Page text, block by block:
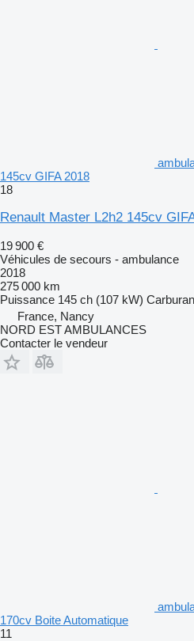
145cv GIFA 2018
18
Renault Master L2h2 145cv
19 900 €
Véhicules de secours - ambulance
2018
275 000 km
Puissance 145 ch (107 kW)
France, Nancy
NORD EST AMBULANCES
Contacter le vendeur
170cv Boite Automatique
11